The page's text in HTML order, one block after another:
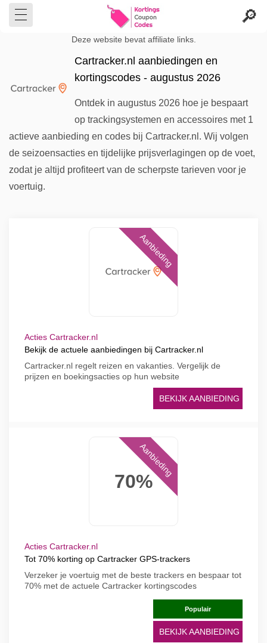
Deze website bevat affiliate links.
Cartracker.nl aanbiedingen en
kortingscodes - augustus 2026
Ontdek in augustus 2026 hoe je bespaart
op trackingsystemen en accessoires met 1
actieve aanbieding en codes bij Cartracker.nl. Wij volgen
de seizoensacties en tijdelijke prijsverlagingen op de voet,
zodat je altijd profiteert van de scherpste tarieven voor je
voertuig.
Aanbieding
Acties Cartracker.nl
Bekijk de actuele aanbiedingen bij Cartracker.nl
Cartracker.nl regelt reizen en vakanties. Vergelijk de
prijzen en boekingsacties op hun website
BEKIJK AANBIEDING
70%
Aanbieding
Acties Cartracker.nl
Tot 70% korting op Cartracker GPS-trackers
Verzeker je voertuig met de beste trackers en bespaar tot
70% met de actuele Cartracker kortingscodes
Populair
BEKIJK AANBIEDING